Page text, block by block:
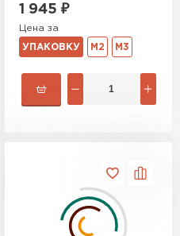
1 945 ₽
Цена за
УПАКОВКУ М2 М3
Брит
Knauf
Isoroc